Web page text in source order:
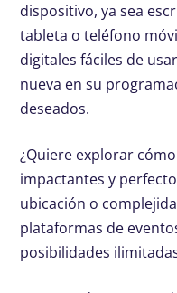
dispositivo, ya sea
tableta o teléfono
digitales fáciles de
nueva en su
deseados.
¿Quiere explorar
impactantes y
ubicación o
plataformas de
posibilidades